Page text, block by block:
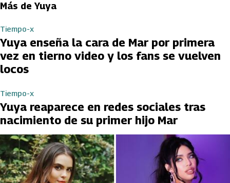
Más de Yuya
Tiempo-x
Yuya enseña la cara de Mar por primera
vez en tierno video y los fans se vuelven
locos
Tiempo-x
Yuya reaparece en redes sociales tras
nacimiento de su primer hijo Mar